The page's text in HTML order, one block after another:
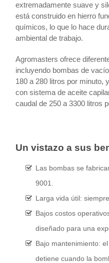
extremadamente suave y
está construido en hierro
químicos, lo que lo hace
ambiental de trabajo.
Agromasters ofrece
incluyendo bombas de
180 a 280 litros por minuto,
con sistema de aceite
caudal de 250 a 3300 litros
Un vistazo a sus
Las bombas se
9001.
Larga vida útil:
Bajos costos
diseñado para una
Bajo mantenimiento:
detiene cuando la